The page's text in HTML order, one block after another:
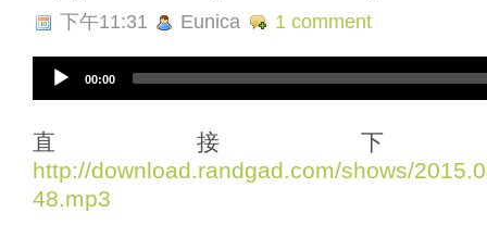
下午11:31 Eunica 1 comment
i
o
P
l
00:00
直接
http://download.randgad.com/shows/
48.mp3